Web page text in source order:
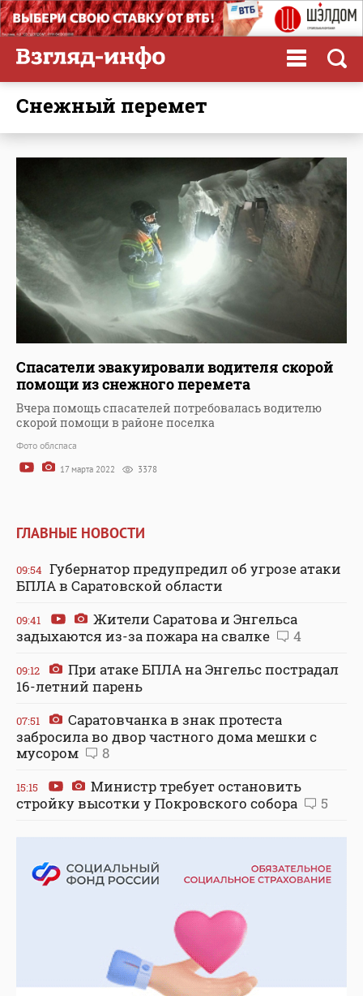
снежный перемет
Спасатели эвакуировали водителя скорой
помощи из снежного перемета
Вчера помощь спасателей потребовалась водителю
скорой помощи в районе поселка
Фото облспаса
17 марта 2022 3378
ГЛАВНЫЕ НОВОСТИ
09:54 Губернатор предупредил об угрозе атаки
БПЛА в Саратовской области
09:41
Жители Саратова и Энгельса
задыхаются из-за пожара на свалке
4
09:12
При атаке БПЛА на Энгельс пострадал
16-летний парень
07:51
Саратовчанка в знак протеста
забросила во двор частного дома мешки с
мусором
8
15:15
Министр требует остановить
стройку высотки у Покровского собора
5